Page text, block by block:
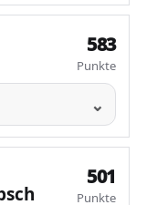
583
Punkte
501
Punkte